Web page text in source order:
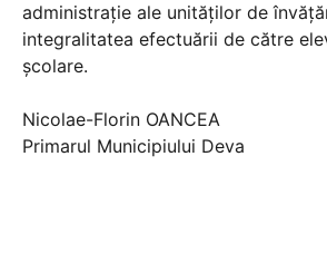
administrație ale unităților de
integralitatea efectuării de către
școlare.
Nicolae-Florin OANCEA
Primarul Municipiului Deva